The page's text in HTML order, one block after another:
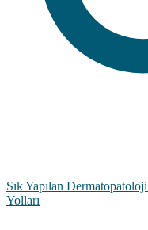
Sık Yapılan
Yolları